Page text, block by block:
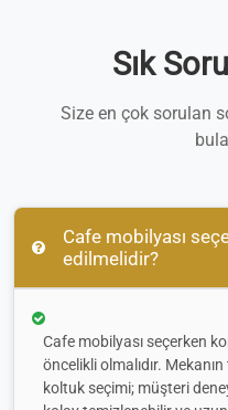
Sık
Size en çok sorulan
Cafe mobilyası
edilmelidir?
Cafe mobilyası seçerken
öncelikli olmalıdır.
koltuk seçimi; müşteri